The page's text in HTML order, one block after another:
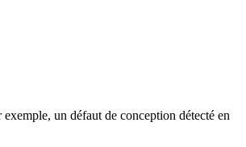
un défaut de conception détecté en